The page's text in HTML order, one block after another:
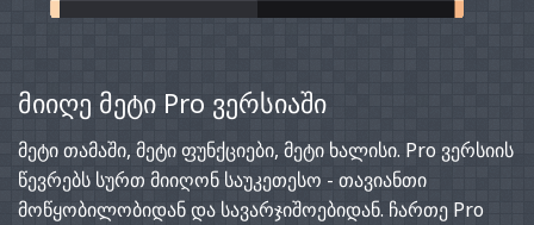
მიიღე მეტი Pro ვერსიაში
მეტი თამაში, მეტი ფუნქციები, მეტი ხალისი. Pro ვერსიის
წევრებს სურთ მიიღონ საუკეთესო - თავიანთი
მოწყობილობიდან და სავარჯიშოებიდან. ჩართე Pro